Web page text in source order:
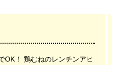
OK！ 鶏むねのレンチンアヒ